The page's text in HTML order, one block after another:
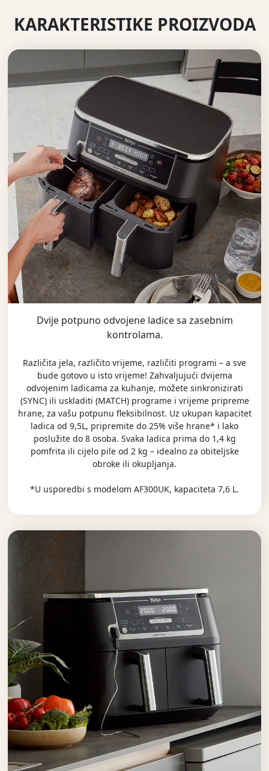
KARAKTERISTIKE PROIZVODA
Dvije potpuno odvojene ladice sa zasebnim
kontrolama.
Različita jela, različito vrijeme, različiti programi – a sve
bude gotovo u isto vrijeme! Zahvaljujući dvijema
odvojenim ladicama za kuhanje, možete sinkronizirati
(SYNC) ili uskladiti (MATCH) programe i vrijeme pripreme
hrane, za vašu potpunu fleksibilnost. Uz ukupan kapacitet
ladica od 9,5L, pripremite do 25% više hrane* i lako
poslužite do 8 osoba. Svaka ladica prima do 1,4 kg
pomfrita ili cijelo pile od 2 kg – idealno za obiteljske
obroke ili okupljanja.
*U usporedbi s modelom AF300UK, kapaciteta 7,6 L.